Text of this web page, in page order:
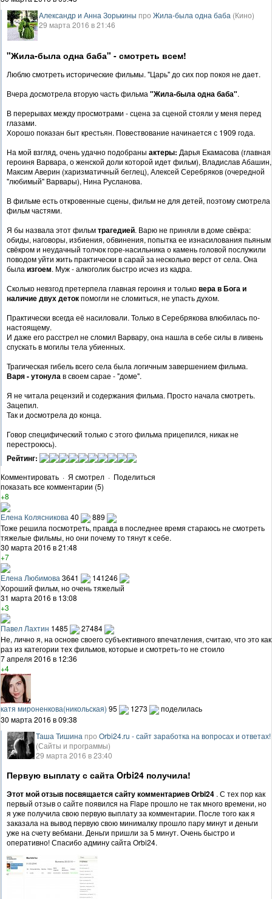
Александр и Анна Зорькины про Жила-была одна баба (Кино)
29 марта 2016 в 21:46
"Жила-была одна баба" - смотреть всем!
Люблю смотреть исторические фильмы. "Царь" до сих пор покоя не дает.
Вчера досмотрела вторую часть фильма "Жила-была одна баба".
В перерывах между просмотрами - сцена за сценой стояли у меня перед
глазами.
Хорошо показан быт крестьян. Повествование начинается с 1909 года.
На мой взгляд, очень удачно подобраны актеры: Дарья Екамасова (главная
героиня Варвара, о женской доли которой идет фильм), Владислав Абашин,
Максим Аверин (харизматичный беглец), Алексей Серебряков (очередной
"любимый" Варвары), Нина Русланова.
В фильме есть откровенные сцены, фильм не для детей, поэтому смотрела
фильм частями.
Я бы назвала этот фильмтрагедией. Варю не приняли в доме свёкра:
обиды, наговоры, избиения, обвинения, попытка ее изнасилования пьяным
свёкром и неудачный толчок горе-насильника о камень головой послужили
поводом уйти жить практически в сарай за несколько верст от села. Она
была изгоем. Муж - алкоголик быстро исчез из кадра.
Сколько невзгод претерпела главная героиня и тольковера в Бога и
наличие двух детокпомогли не сломиться, не упасть духом.
Практически всегда её насиловали. Только в Серебрякова влюбилась по-
настоящему.
И даже его расстрел не сломил Варвару, она нашла в себе силы в ливень
спускать в могилы тела убиенных.
Трагическая гибель всего села была логичным завершением фильма.
Варя - утонулав своем сарае - "доме".
Я не читала рецензий и содержания фильма. Просто начала смотреть.
Зацепил.
Так и досмотрела до конца.
Говор специфический только с этого фильма прицепился, никак не
перестроюсь).
Рейтинг:
Комментировать · Я смотрел · Поделиться
показать все комментарии (5)
+8
Елена Колясникова 40
889
Тоже решила посмотреть, правда в последнее время стараюсь не смотреть
тяжелые фильмы, но они почему то тянут к себе.
30 марта 2016 в 21:48
+7
Елена Любимова 3641
141246
Хороший фильм, но очень тяжелый
31 марта 2016 в 13:08
+3
Павел Лахтин 1485
27484
Не, лично я, на основе своего субъективного впечатления, считаю, что это как
раз из категории тех фильмов, которые и смотреть-то не стоило
7 апреля 2016 в 12:36
+4
катя мироненкова(никольская) 95 1273
поделилась
30 марта 2016 в 09:38
Таша Тишина про Orbi24.ru - сайт заработка на вопросах и ответах!
(Сайты и программы)
29 марта 2016 в 23:40
Первую выплату с сайта Orbi24 получила!
Этот мой отзыв посвящается сайту комментариев Orbi24 . С тех пор как
первый отзыв о сайте появился на Flapе прошло не так много времени, но
я уже получила свою первую выплату за комментарии. После того как я
заказала на вывод первую свою минималку прошло пару минут и деньги
уже на счету вебмани. Деньги пришли за 5 минут. Очень быстро и
оперативно! Спасибо админу сайта Orbi24.